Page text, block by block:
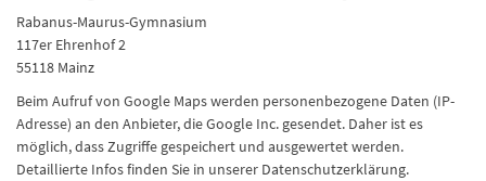
Rabanus-Maurus-Gymnasium
117er Ehrenhof 2
55118 Mainz
Beim Aufruf von Google Maps werden personenbezogene Daten (IP-
Adresse) an den Anbieter, die Google Inc. gesendet. Daher ist es
möglich, dass Zugriffe gespeichert und ausgewertet werden.
Detaillierte Infos finden Sie in unserer Datenschutzerklärung.